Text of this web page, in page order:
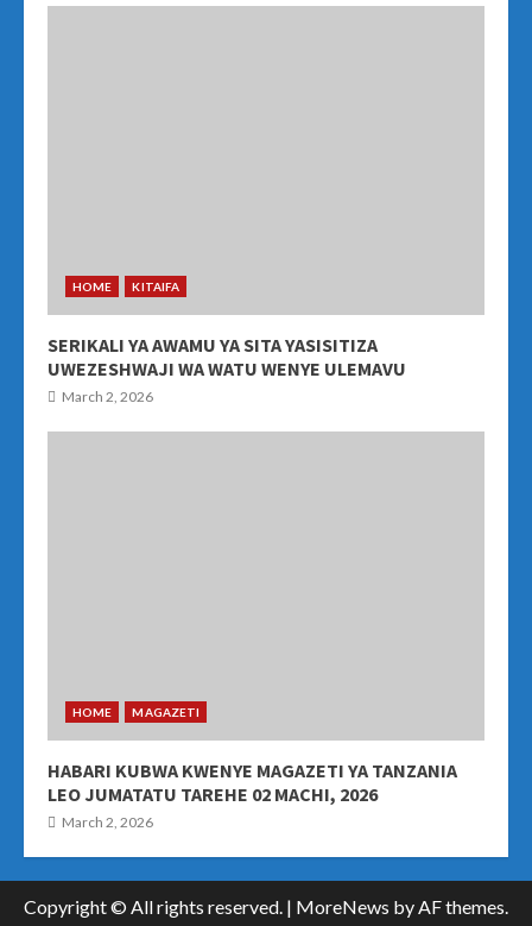
HOME KITAIFA
SERIKALI YA AWAMU YA SITA YASISITIZA
UWEZESHWAJI WA WATU WENYE ULEMAVU
March 2, 2026
HOME MAGAZETI
HABARI KUBWA KWENYE MAGAZETI YA TANZANIA
LEO JUMATATU TAREHE 02 MACHI, 2026
March 2, 2026
Copyright © All rights reserved. | MoreNews by AF themes.